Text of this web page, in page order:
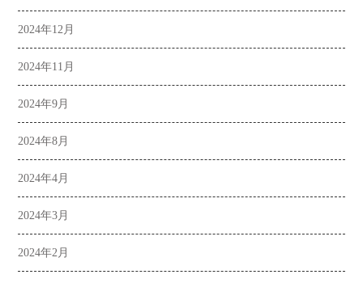
2024年12月
2024年11月
2024年9月
2024年8月
2024年4月
2024年3月
2024年2月